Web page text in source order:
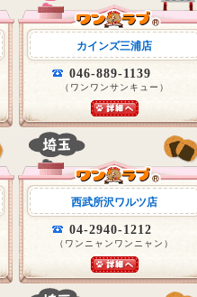
カインズ三浦店
046-889-1139
（ワンワンサンキュー）
西武所沢ワルツ店
04-2940-1212
（ワンニャンワンニャン）